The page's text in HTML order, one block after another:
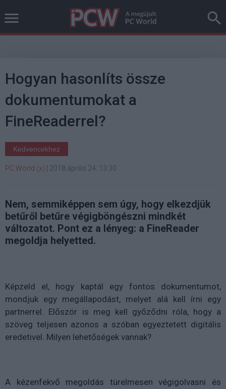
Hogyan hasonlíts össze
dokumentumokat a
FineReaderrel?
Kedvencekhez
PC World (x) 2018 április 24. 13:30
Nem, semmiképpen sem úgy, hogy elkezdjük
betűről betűre végigböngészni mindkét
változatot. Pont ez a lényeg: a FineReader
megoldja helyetted.
Képzeld el, hogy kaptál egy fontos dokumentumot,
mondjuk egy megállapodást, melyet alá kell írni egy
partnerrel. Először is meg kell győződni róla, hogy a
szöveg teljesen azonos a szóban egyeztetett digitális
eredetivel. Milyen lehetőségek vannak?
A kézenfekvő megoldás türelmesen végigolvasni és